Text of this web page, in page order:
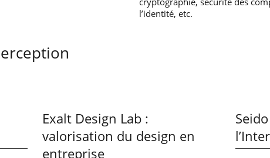
l’identité, etc.
Exalt Design Lab :
valorisation du design en
entreprise